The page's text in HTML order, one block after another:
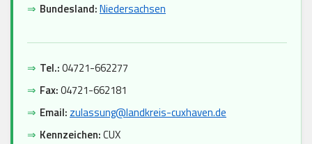
⇒ Bundesland:Niedersachsen
⇒ Tel.:04721-662277
⇒ Fax:04721-662181
⇒ Email: zulassung@landkreis-cuxhaven.de
⇒ Kennzeichen:CUX